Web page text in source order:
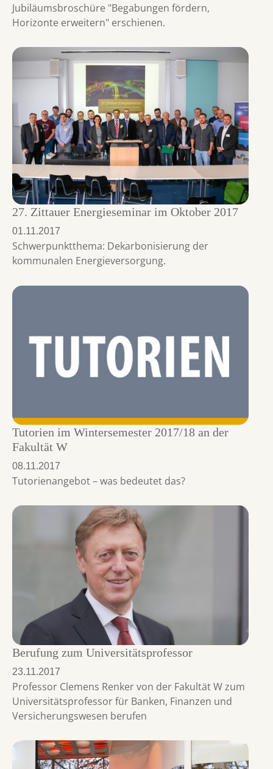
Jubiläumsbroschüre "Begabungen fördern,
Horizonte erweitern" erschienen.
27. Zittauer Energieseminar im Oktober 2017
01.11.2017
Schwerpunktthema: Dekarbonisierung der
kommunalen Energieversorgung.
Tutorien im Wintersemester 2017/18 an der
Fakultät W
08.11.2017
Tutorienangebot – was bedeutet das?
Berufung zum Universitätsprofessor
23.11.2017
Professor Clemens Renker von der Fakultät W zum
Universitätsprofessor für Banken, Finanzen und
Versicherungswesen berufen